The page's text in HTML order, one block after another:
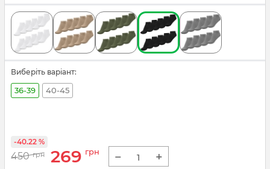
Виберіть варіант:
36-39 40-45
450 грн 269 грн
-40.22 %
− +